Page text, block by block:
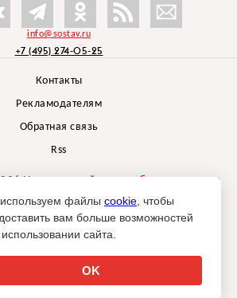
info@sostav.ru
+7 (495) 274-05-25
Контакты
Рекламодателям
Обратная связь
Rss
Независимый проектбрендингового
агентства Depot
Sostav.ru допустимо только при
указании источника.
файлы cookie , чтобы
вам больше возможностей
сайта.
OK